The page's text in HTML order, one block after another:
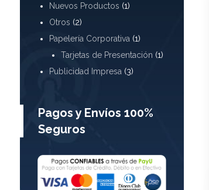
Nuevos Productos (1)
Otros (2)
Papelería Corporativa (1)
Tarjetas de Presentación (1)
Publicidad Impresa (3)
Pagos y Envíos 100%
Seguros